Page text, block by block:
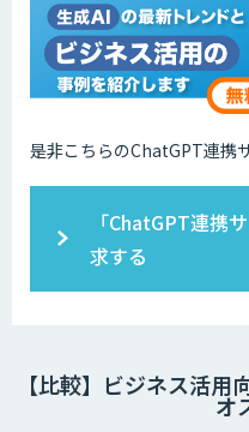
是非こちらのChatGPT連携
「ChatGPT連携
求する
【比較】ビジネス活
オ